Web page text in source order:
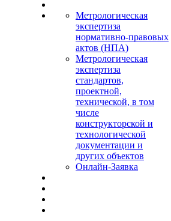
Метрологическая
экспертиза
нормативно-правовых
актов (НПА)
Метрологическая
экспертиза
стандартов,
проектной,
технической, в том
числе
конструкторской и
технологической
документации и
других объектов
Онлайн-Заявка